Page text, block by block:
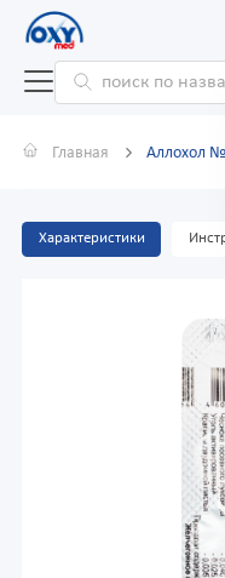
Главная Аллохол
Характеристики